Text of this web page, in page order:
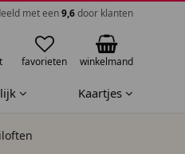
met een9,6door klanten
favorieten winkelmand
Kaartjes